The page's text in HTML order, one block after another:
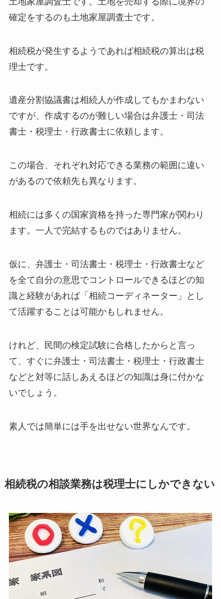
確定をするのも土地家屋調査士です。
相続税が発生するようであれば相続税の算出は税
理士です。
遺産分割協議書は相続人が作成してもかまわない
ですが、作成するのが難しい場合は弁護士・司法
書士・税理士・行政書士に依頼します。
この場合、それぞれ対応できる業務の範囲に違い
があるので依頼先も異なります。
相続には多くの国家資格を持った専門家が関わり
ます。一人で完結するものではありません。
仮に、弁護士・司法書士・税理士・行政書士など
を全て自分の意思でコントロールできるほどの知
識と経験があれば「相続コーディネーター」とし
て活躍することは可能かもしれません。
けれど、民間の検定試験に合格したからと言っ
て、すぐに弁護士・司法書士・税理士・行政書士
などと対等に話しあえるほどの知識は身に付かな
いでしょう。
素人では簡単には手を出せない世界なんです。
相続税の相談業務は税理士にしかできない